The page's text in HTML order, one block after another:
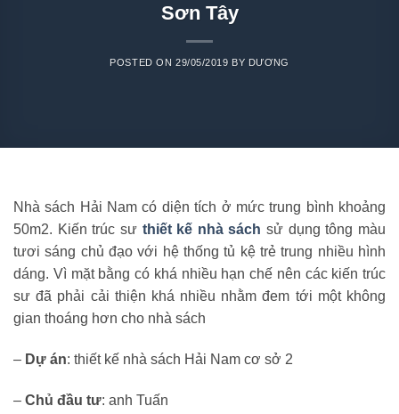
Sơn Tây
POSTED ON 29/05/2019 BY DƯƠNG
Nhà sách Hải Nam có diện tích ở mức trung bình khoảng
50m2. Kiến trúc sư thiết kế nhà sách sử dụng tông màu
tươi sáng chủ đạo với hệ thống tủ kệ trẻ trung nhiều hình
dáng. Vì mặt bằng có khá nhiều hạn chế nên các kiến trúc
sư đã phải cải thiện khá nhiều nhằm đem tới một không
gian thoáng hơn cho nhà sách
– Dự án: thiết kế nhà sách Hải Nam cơ sở 2
– Chủ đầu tư: anh Tuấn